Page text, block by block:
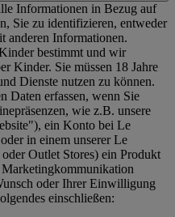
Informationen in Bezug auf
Sie zu identifizieren, entweder
anderen Informationen.
bestimmt und wir
Kinder. Sie müssen 18 Jahre
Dienste nutzen zu können.
Daten erfassen, wenn Sie
wie z.B. unsere
"), ein Konto bei Le
in einem unserer Le
Outlet Stores) ein Produkt
oder Ihrer Einwilligung
einschließen: